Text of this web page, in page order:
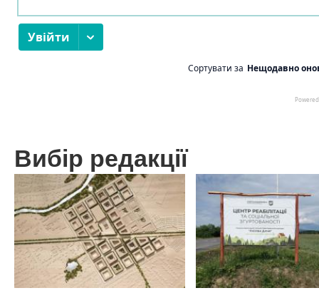
Вибір редакції